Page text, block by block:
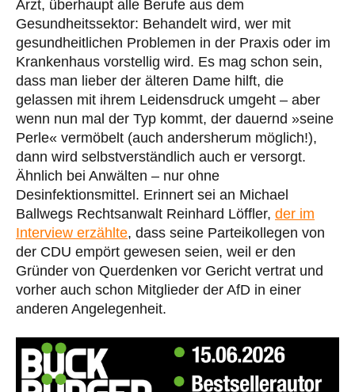
Arzt, überhaupt alle Berufe aus dem
Gesundheitssektor: Behandelt wird, wer mit
gesundheitlichen Problemen in der Praxis oder im
Krankenhaus vorstellig wird. Es mag schon sein,
dass man lieber der älteren Dame hilft, die
gelassen mit ihrem Leidensdruck umgeht – aber
wenn nun mal der Typ kommt, der dauernd »seine
Perle« vermöbelt (auch andersherum möglich!),
dann wird selbstverständlich auch er versorgt.
Ähnlich bei Anwälten – nur ohne
Desinfektionsmittel. Erinnert sei an Michael
Ballwegs Rechtsanwalt Reinhard Löffler, der im
Interview erzählte, dass seine Parteikollegen von
der CDU empört gewesen seien, weil er den
Gründer von Querdenken vor Gericht vertrat und
vorher auch schon Mitglieder der AfD in einer
anderen Angelegenheit.